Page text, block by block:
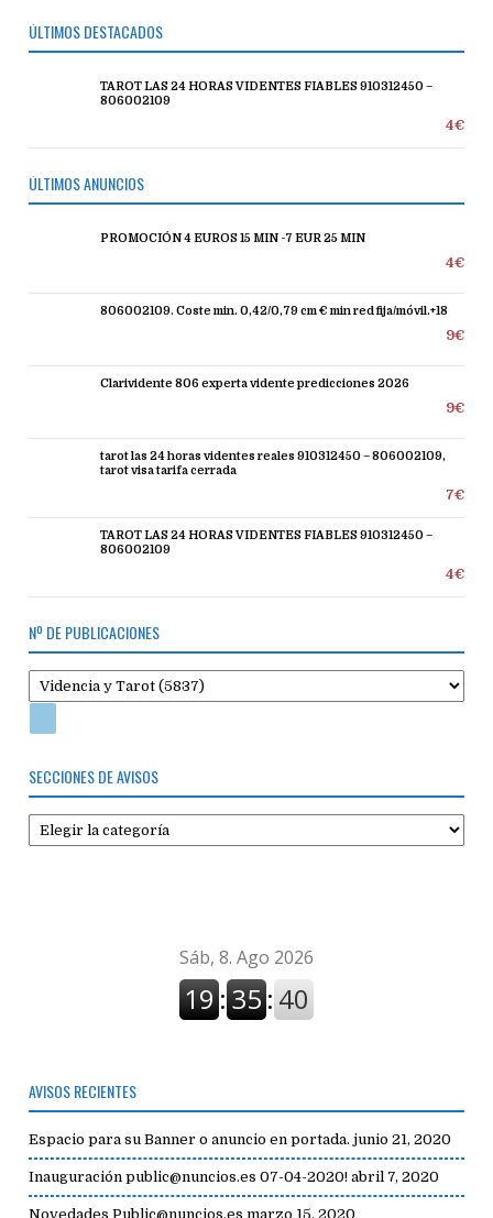
ÚLTIMOS DESTACADOS
TAROT LAS 24 HORAS VIDENTES FIABLES 910312450 –
806002109
4€
ÚLTIMOS ANUNCIOS
PROMOCIÓN 4 EUROS 15 MIN -7 EUR 25 MIN
4€
806002109. Coste min. 0,42/0,79 cm € min red fija/móvil.+18
9€
Clarividente 806 experta vidente predicciones 2026
9€
tarot las 24 horas videntes reales 910312450 – 806002109,
tarot visa tarifa cerrada
7€
TAROT LAS 24 HORAS VIDENTES FIABLES 910312450 –
806002109
4€
Nº DE PUBLICACIONES
SECCIONES DE AVISOS
Secciones
de
AVISOS RECIENTES
Espacio para su Banner o anuncio en portada. junio 21, 2020
Inauguración public@nuncios.es 07-04-2020! abril 7, 2020
Novedades Public@nuncios.es marzo 15, 2020